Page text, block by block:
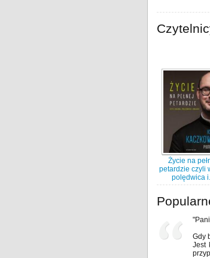
Życie na
petardzie czyli
polędwica
Gdy
Jest